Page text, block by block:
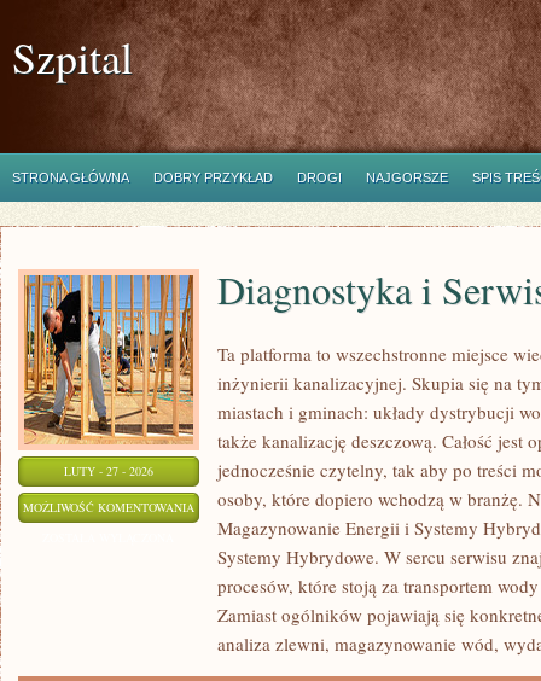
Szpital
STRONA GŁÓWNA DOBRY PRZYKŁAD DROGI NAJGORSZE SPIS
LUTY - 27 - 2026
MOŻLIWOŚĆ KOMENTOWANIA DIAGNOSTYKA
SERWIS
Diagnostyka i
Ta platforma to wszechstronne miejsce
inżynierii kanalizacyjnej. Skupia się na
miastach i gminach: układy dystrybucji
także kanalizację deszczową. Całość jest
jednocześnie czytelny, tak aby po treści
osoby, które dopiero wchodzą w branżę.
Magazynowanie Energii i Systemy
Systemy Hybrydowe. W sercu serwisu
procesów, które stoją za transportem
Zamiast ogólników pojawiają się
analiza zlewni, magazynowanie wód,